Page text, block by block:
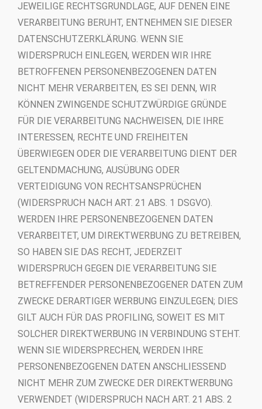
JEWEILIGE RECHTSGRUNDLAGE, AUF DENEN EINE
VERARBEITUNG BERUHT, ENTNEHMEN SIE DIESER
DATENSCHUTZERKLÄRUNG. WENN SIE
WIDERSPRUCH EINLEGEN, WERDEN WIR IHRE
BETROFFENEN PERSONENBEZOGENEN DATEN
NICHT MEHR VERARBEITEN, ES SEI DENN, WIR
KÖNNEN ZWINGENDE SCHUTZWÜRDIGE GRÜNDE
FÜR DIE VERARBEITUNG NACHWEISEN, DIE IHRE
INTERESSEN, RECHTE UND FREIHEITEN
ÜBERWIEGEN ODER DIE VERARBEITUNG DIENT DER
GELTENDMACHUNG, AUSÜBUNG ODER
VERTEIDIGUNG VON RECHTSANSPRÜCHEN
(WIDERSPRUCH NACH ART. 21 ABS. 1 DSGVO).
WERDEN IHRE PERSONENBEZOGENEN DATEN
VERARBEITET, UM DIREKTWERBUNG ZU BETREIBEN,
SO HABEN SIE DAS RECHT, JEDERZEIT
WIDERSPRUCH GEGEN DIE VERARBEITUNG SIE
BETREFFENDER PERSONENBEZOGENER DATEN ZUM
ZWECKE DERARTIGER WERBUNG EINZULEGEN; DIES
GILT AUCH FÜR DAS PROFILING, SOWEIT ES MIT
SOLCHER DIREKTWERBUNG IN VERBINDUNG STEHT.
WENN SIE WIDERSPRECHEN, WERDEN IHRE
PERSONENBEZOGENEN DATEN ANSCHLIESSEND
NICHT MEHR ZUM ZWECKE DER DIREKTWERBUNG
VERWENDET (WIDERSPRUCH NACH ART. 21 ABS. 2